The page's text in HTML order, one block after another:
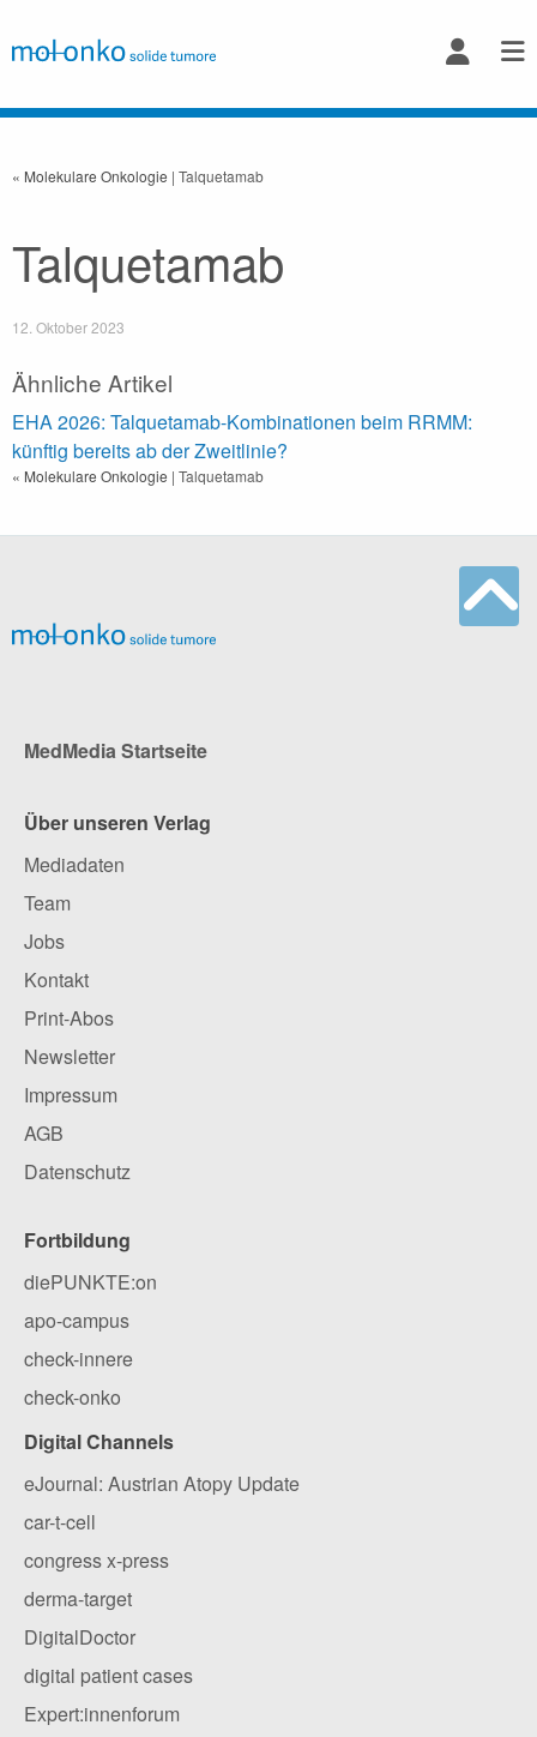
« Molekulare Onkologie | Talquetamab
Talquetamab
12. Oktober 2023
Ähnliche Artikel
EHA 2026: Talquetamab-Kombinationen beim RRMM:
künftig bereits ab der Zweitlinie?
« Molekulare Onkologie | Talquetamab
MedMedia Startseite
Über unseren Verlag
Mediadaten
Team
Jobs
Kontakt
Print-Abos
Newsletter
Impressum
AGB
Datenschutz
Fortbildung
diePUNKTE:on
apo-campus
check-innere
check-onko
Digital Channels
eJournal: Austrian Atopy Update
car-t-cell
congress x-press
derma-target
DigitalDoctor
digital patient cases
Expert:innenforum